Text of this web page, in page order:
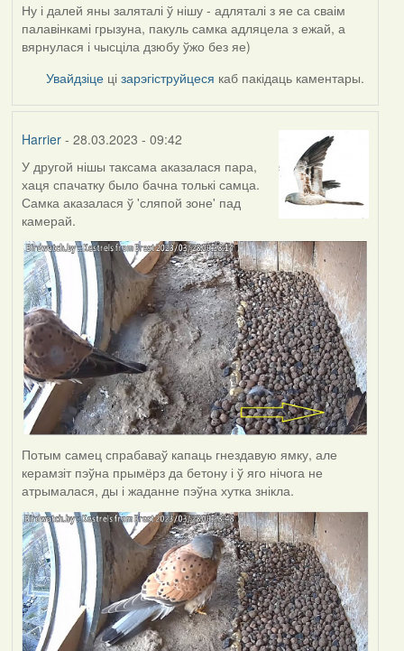
Ну і далей яны заляталі ў нішу - адляталі з яе са сваім
палавінкамі грызуна, пакуль самка адляцела з ежай, а
вярнулася і чысціла дзюбу ўжо без яе)
Увайдзіце цізарэгіструйцеся каб пакідаць каментары.
Harrier- 28.03.2023 - 09:42
У другой нішы таксама аказалася пара,
хаця спачатку было бачна толькі самца.
Самка аказалася ў 'сляпой зоне' пад
камерай.
Потым самец спрабаваў капаць гнездавую ямку, але
керамзіт пэўна прымёрз да бетону і ў яго нічога не
атрымалася, ды і жаданне пэўна хутка знікла.